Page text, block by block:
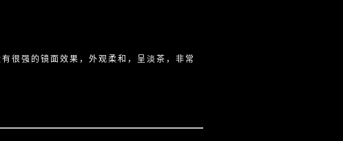
很强的镜面效果，外观柔和，呈淡茶，非常